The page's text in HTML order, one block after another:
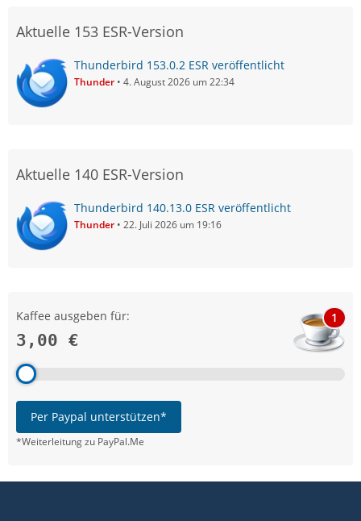
Aktuelle 153 ESR-Version
Thunderbird 153.0.2 ESR veröffentlicht
Thunder 4. August 2026 um 22:34
Aktuelle 140 ESR-Version
Thunderbird 140.13.0 ESR veröffentlicht
Thunder 22. Juli 2026 um 19:16
Kaffee ausgeben für:
3,00 €
1
Per Paypal unterstützen*
*Weiterleitung zu PayPal.Me